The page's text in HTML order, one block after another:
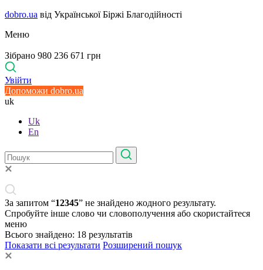
dobro.ua від Української Біржі Благодійності
Меню
Зібрано 980 236 671 грн
Увійти
Допоможи dobro.ua
uk
Uk
En
За запитом “12345” не знайдено жодного результату.
Спробуйте інше слово чи словополучення або скористайтеся
меню
Всього знайдено: 18 результатів
Показати всі результати Розширений пошук